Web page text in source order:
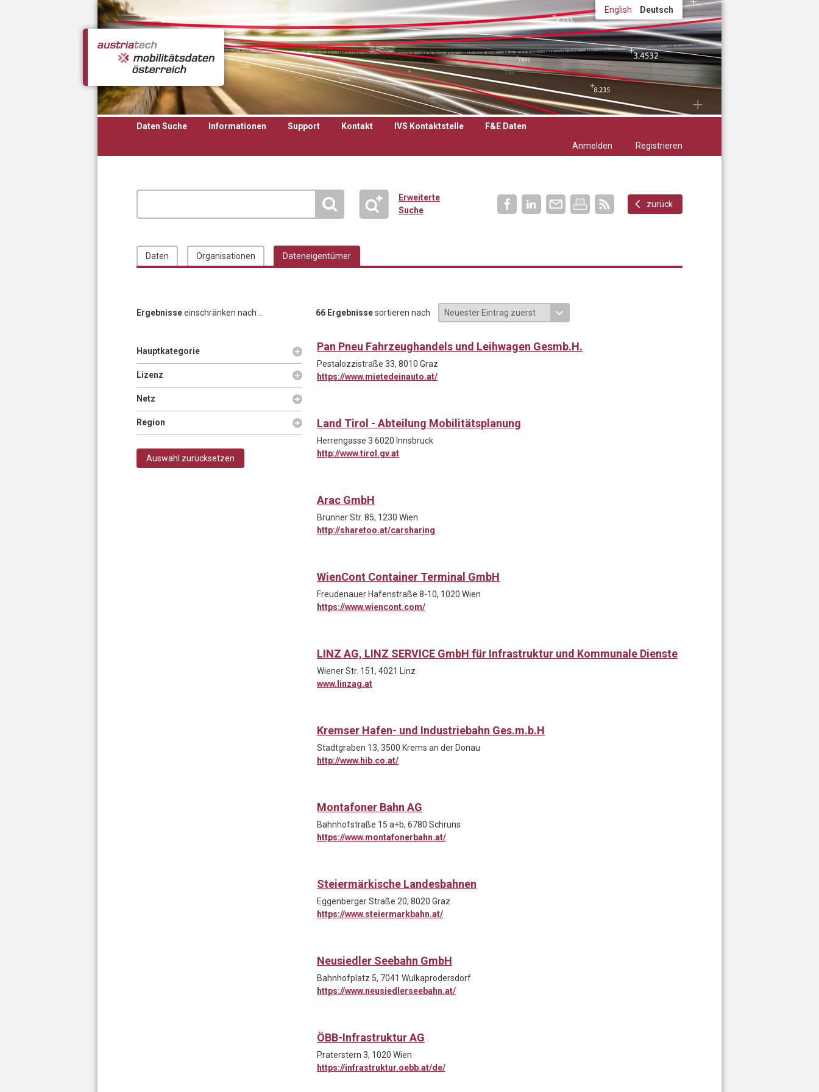
English Deutsch
Daten Suche Informationen Support Kontakt IVS Kontaktstelle
F&E Daten
Anmelden
Registrieren
Erweiterte
Suche
zurück
Daten Organisationen Dateneigentümer
Ergebnisseeinschränken nach ... 66 Ergebnissesortieren nach
Anzeigen
Hauptkategorie
Anzeigen
Lizenz
Anzeigen
Netz
Anzeigen
Region
Pan Pneu Fahrzeughandels und Leihwagen Gesmb.H.
Pestalozzistraße 33, 8010 Graz
https://www.mietedeinauto.at/
Land Tirol - Abteilung Mobilitätsplanung
Herrengasse 3 6020 Innsbruck
http://www.tirol.gv.at
Arac GmbH
Brunner Str. 85, 1230 Wien
http://sharetoo.at/carsharing
WienCont Container Terminal GmbH
Freudenauer Hafenstraße 8-10, 1020 Wien
https://www.wiencont.com/
LINZ AG, LINZ SERVICE GmbH für Infrastruktur und Kommunale Dienste
Wiener Str. 151, 4021 Linz
www.linzag.at
Kremser Hafen- und Industriebahn Ges.m.b.H
Stadtgraben 13, 3500 Krems an der Donau
http://www.hib.co.at/
Montafoner Bahn AG
Bahnhofstraße 15 a+b, 6780 Schruns
https://www.montafonerbahn.at/
Steiermärkische Landesbahnen
Eggenberger Straße 20, 8020 Graz
https://www.steiermarkbahn.at/
Neusiedler Seebahn GmbH
Bahnhofplatz 5, 7041 Wulkaprodersdorf
https://www.neusiedlerseebahn.at/
ÖBB-Infrastruktur AG
Praterstern 3, 1020 Wien
https://infrastruktur.oebb.at/de/
Seiten